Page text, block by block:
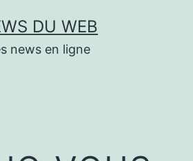
DU WEB
news en ligne